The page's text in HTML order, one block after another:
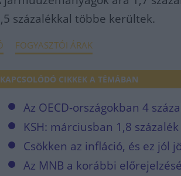
százalékkal többe kerültek.
FOGYASZTÓI ÁRAK
KAPCSOLÓDÓ CIKKEK A TÉMÁBAN
Az OECD-országokban 4
KSH: márciusban 1,8
Csökken az infláció, és ez jól
Az MNB a korábbi